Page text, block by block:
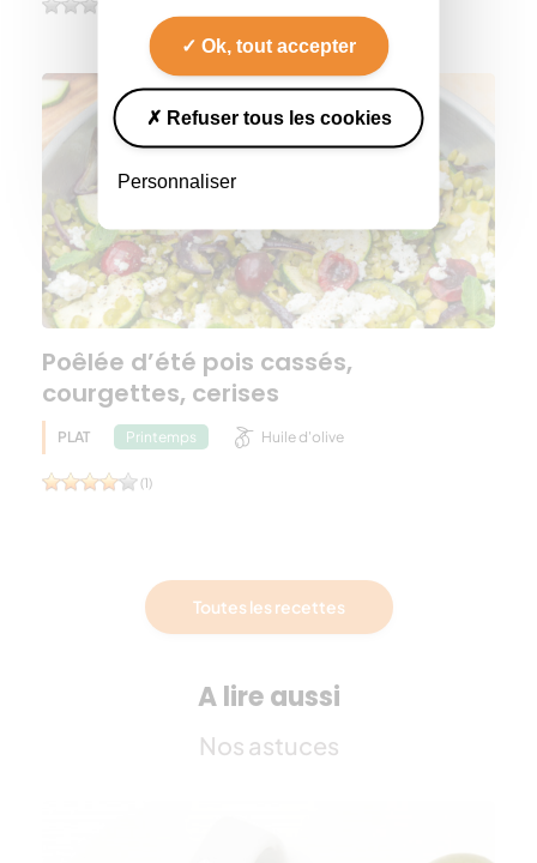
Ok, tout accepter
Refuser tous les cookies
Personnaliser
Poêlée d’été pois cassés,
courgettes, cerises
PLAT Printemps Huile d'olive
(1)
Toutes les recettes
A lire aussi
Nos astuces